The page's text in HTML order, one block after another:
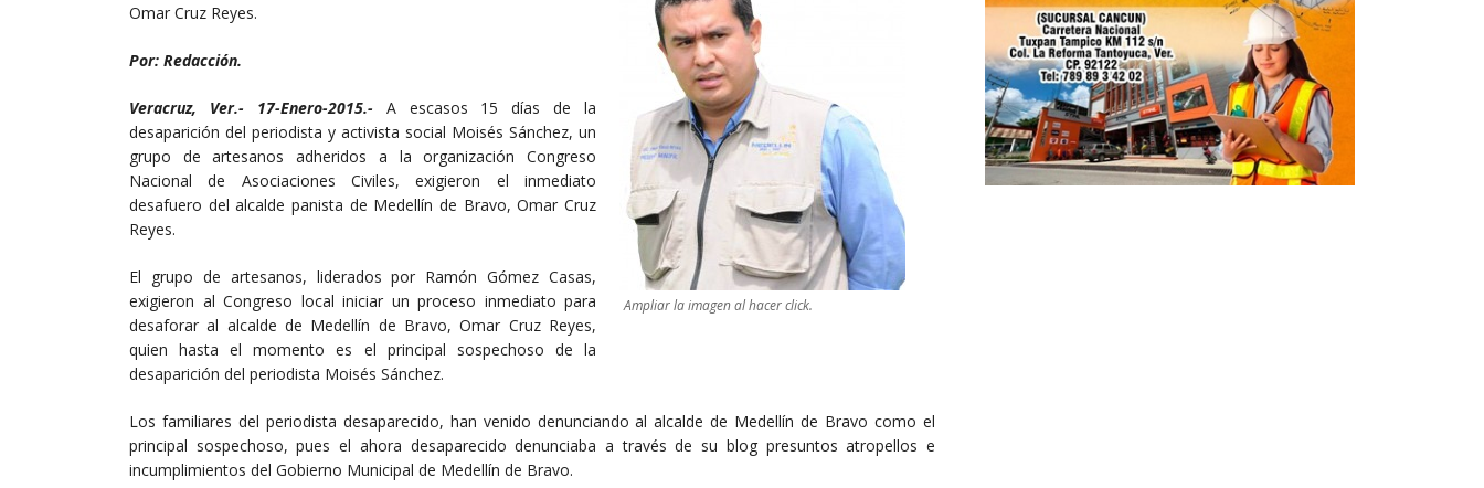
Ampliar la imagen al hacer click.
Omar Cruz Reyes.
Por: Redacción.
Veracruz, Ver.- 17-Enero-2015.- A escasos 15 días de la
desaparición del periodista y activista social Moisés Sánchez, un
grupo de artesanos adheridos a la organización Congreso
Nacional de Asociaciones Civiles, exigieron el inmediato
desafuero del alcalde panista de Medellín de Bravo, Omar Cruz
Reyes.
El grupo de artesanos, liderados por Ramón Gómez Casas,
exigieron al Congreso local iniciar un proceso inmediato para
desaforar al alcalde de Medellín de Bravo, Omar Cruz Reyes,
quien hasta el momento es el principal sospechoso de la
desaparición del periodista Moisés Sánchez.
Los familiares del periodista desaparecido, han venido denunciando al alcalde de Medellín de Bravo como el
principal sospechoso, pues el ahora desaparecido denunciaba a través de su blog presuntos atropellos e
incumplimientos del Gobierno Municipal de Medellín de Bravo.